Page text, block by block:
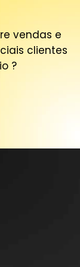
vendas e
clientes
?